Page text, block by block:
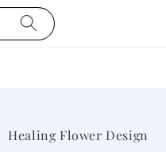
Healing Flower Design